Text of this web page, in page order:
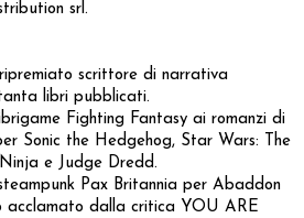
srl.
scrittore di narrativa
libri pubblicati.
Fighting Fantasy ai romanzi di
Sonic the Hedgehog, Star Wars: The
e Judge Dredd.
Pax Britannia per Abaddon
acclamato dalla critica YOU ARE